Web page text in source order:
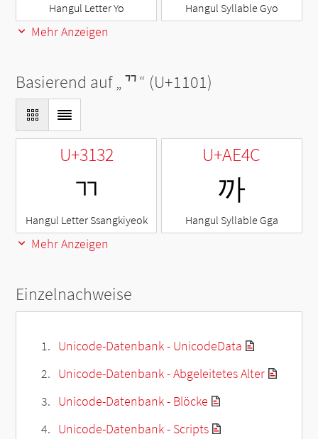
Hangul Letter Yo Hangul Syllable Gyo
Mehr Anzeigen
Basierend auf „ᄁ“ (U+1101)
U+3132
ㄲ
Hangul Letter Ssangkiyeok
U+AE4C
까
Hangul Syllable Gga
Mehr Anzeigen
Einzelnachweise
Unicode-Datenbank - UnicodeData
Unicode-Datenbank - Abgeleitetes Alter
Unicode-Datenbank - Blöcke
Unicode-Datenbank - Scripts